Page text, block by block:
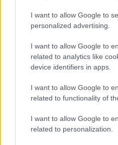
I want to allow Google to
personalized advertising.
I want to allow Google to
related to analytics like
device identifiers in apps.
I want to allow Google to
related to functionality of
I want to allow Google to
related to personalization.
NEWS